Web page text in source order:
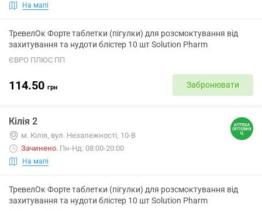
На мапі
ТревелОк Форте таблетки (пігулки) для розсмоктування від
захитування та нудоти блістер 10 шт Solution Pharm
ЄВРО ПЛЮС ПП
114.50 грн Забронювати
Кілія 2
м. Кілія, вул. Незалежності, 10-В
Зачинено. Пн-Нд: 08:00-20:00
На мапі
ТревелОк Форте таблетки (пігулки) для розсмоктування від
захитування та нудоти блістер 10 шт Solution Pharm